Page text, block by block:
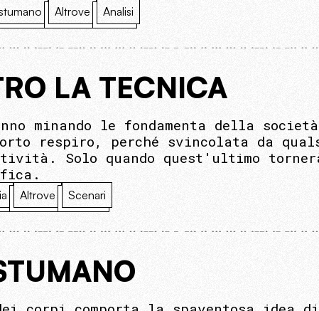
Altrove Analisi
LA TECNICA
minando le fondamenta della
respiro, perché svincolata da
Solo quando quest'ultimo
Altrove Scenari